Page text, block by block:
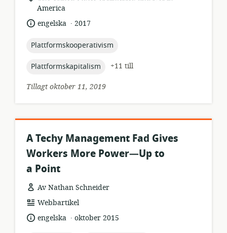
plats:
America
språk:engelska .
publiceringsdatum:
2017
topic:
Plattformskooperativism
topic:
Plattformskapitalism
+11 till
Tillagt oktober 11, 2019
A Techy Management Fad Gives
Workers More Power—Up to
a Point
Av Nathan Schneider
resursformat:
Webbartikel
språk:engelska .
publiceringsdatum:
oktober 2015